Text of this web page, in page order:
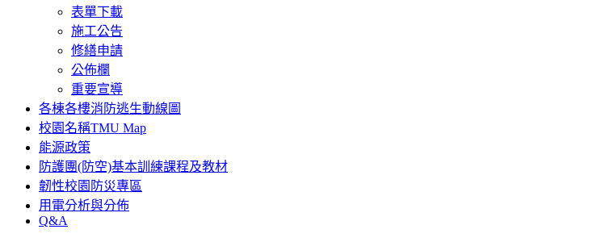
表單下載
施工公告
修繕申請
公佈欄
重要宣導
各棟各樓消防逃生動線圖
校園名稱TMU Map
能源政策
防護團(防空)基本訓練課程及教材
韌性校園防災專區
用電分析與分佈
Q&A